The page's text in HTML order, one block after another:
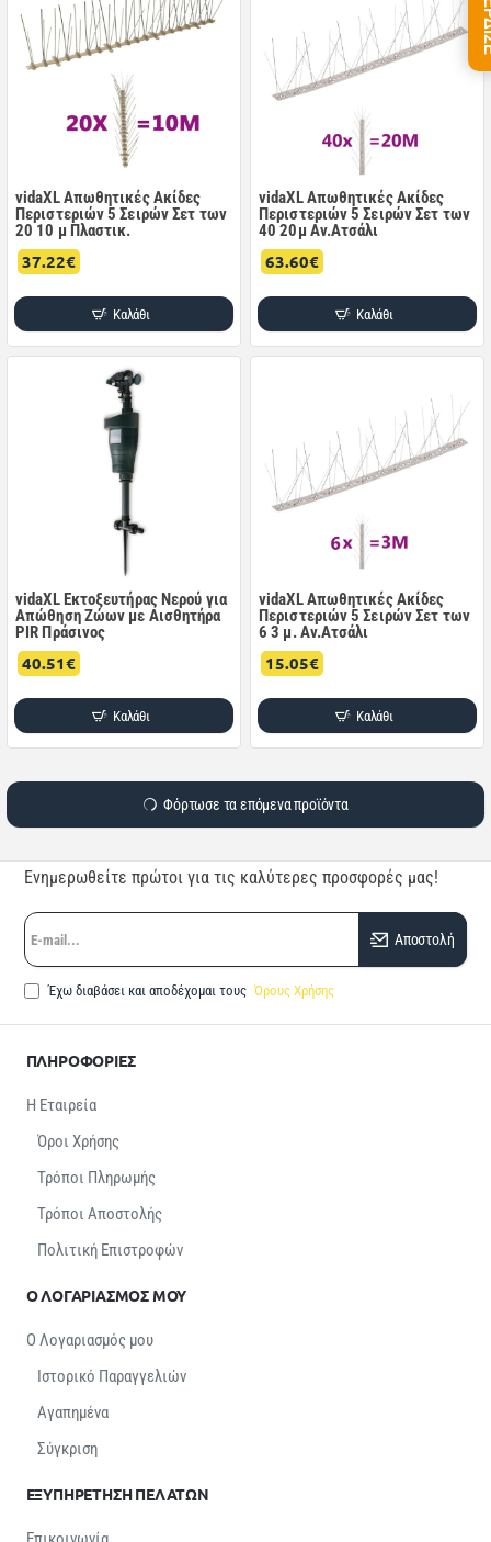
vidaXL Απωθητικές Ακίδες
Περιστεριών 5 Σειρών Σετ των
20 10 μ Πλαστικ.
37.22€
Καλάθι
vidaXL Απωθητικές Ακίδες
Περιστεριών 5 Σειρών Σετ των
40 20μ Αν.Ατσάλι
63.60€
Καλάθι
vidaXL Εκτοξευτήρας Νερού για
Απώθηση Ζώων με Αισθητήρα
PIR Πράσινος
40.51€
Καλάθι
vidaXL Απωθητικές Ακίδες
Περιστεριών 5 Σειρών Σετ των
6 3 μ. Αν.Ατσάλι
15.05€
Καλάθι
Φόρτωσε τα επόμενα προϊόντα
Ενημερωθείτε πρώτοι για τις καλύτερες προσφορές μας!
E-
mail...
Αποστολή
Έχω διαβάσει και αποδέχομαι τους Όρους Χρήσης
ΠΛΗΡΟΦΟΡΙΕΣ
Η Εταιρεία
Όροι Χρήσης
Τρόποι Πληρωμής
Τρόποι Αποστολής
Πολιτική Επιστροφών
Ο ΛΟΓΑΡΙΑΣΜΟΣ ΜΟΥ
Ο Λογαριασμός μου
Ιστορικό Παραγγελιών
Αγαπημένα
Σύγκριση
ΕΞΥΠΗΡΕΤΗΣΗ ΠΕΛΑΤΩΝ